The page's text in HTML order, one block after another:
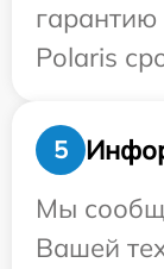
гарантию
Polaris
5
Мы
Вашей